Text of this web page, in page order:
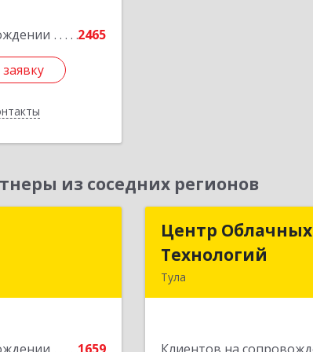
2465
из соседних регионов
Тула г, Болдина
Центр Облачных
Технологий
Тула
Центр